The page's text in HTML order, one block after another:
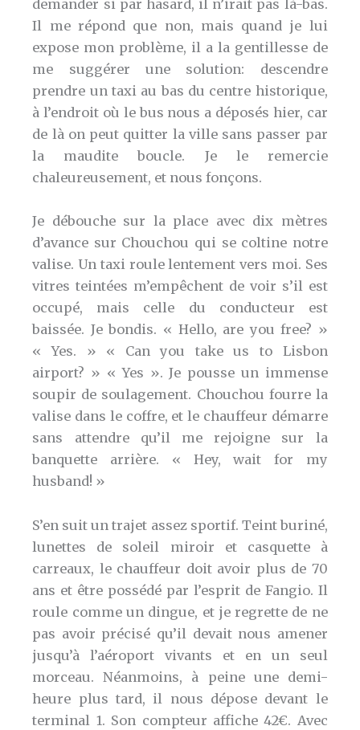
demander si par hasard, il n’irait pas là-bas.
Il me répond que non, mais quand je lui
expose mon problème, il a la gentillesse de
me suggérer une solution: descendre
prendre un taxi au bas du centre historique,
à l’endroit où le bus nous a déposés hier, car
de là on peut quitter la ville sans passer par
la maudite boucle. Je le remercie
chaleureusement, et nous fonçons.
Je débouche sur la place avec dix mètres
d’avance sur Chouchou qui se coltine notre
valise. Un taxi roule lentement vers moi. Ses
vitres teintées m’empêchent de voir s’il est
occupé, mais celle du conducteur est
baissée. Je bondis. « Hello, are you free? »
« Yes. » « Can you take us to Lisbon
airport? » « Yes ». Je pousse un immense
soupir de soulagement. Chouchou fourre la
valise dans le coffre, et le chauffeur démarre
sans attendre qu’il me rejoigne sur la
banquette arrière. « Hey, wait for my
husband! »
S’en suit un trajet assez sportif. Teint buriné,
lunettes de soleil miroir et casquette à
carreaux, le chauffeur doit avoir plus de 70
ans et être possédé par l’esprit de Fangio. Il
roule comme un dingue, et je regrette de ne
pas avoir précisé qu’il devait nous amener
jusqu’à l’aéroport vivants et en un seul
morceau. Néanmoins, à peine une demi-
heure plus tard, il nous dépose devant le
terminal 1. Son compteur affiche 42€. Avec